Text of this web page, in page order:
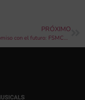
PRÓXIMO
Un compromiso con el futuro: FSMCV recibe el Premio Levante-EMV de Educación